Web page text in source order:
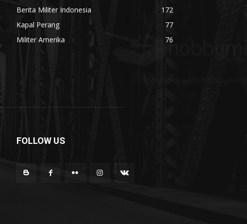
Berita Militer Indonesia
172
Kapal Perang
77
Militer Amerika
76
FOLLOW US